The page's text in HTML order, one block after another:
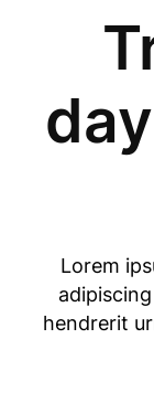
Lorem
hendrerit